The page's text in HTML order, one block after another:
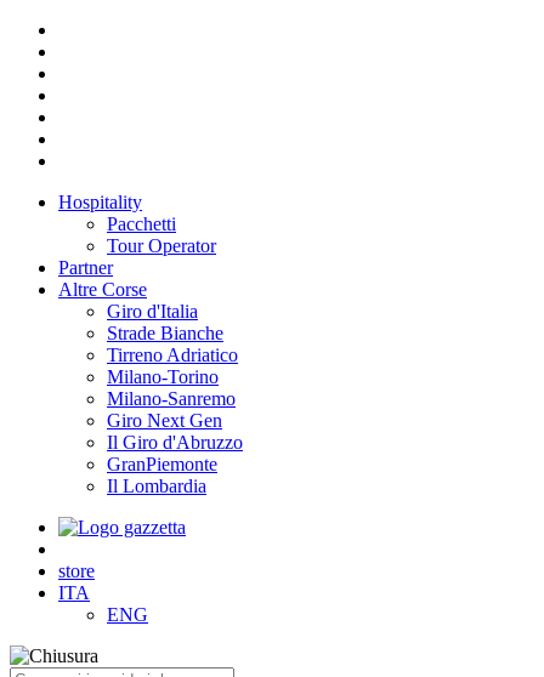
Hospitality
Pacchetti
Tour Operator
Partner
Altre Corse
Giro d'Italia
Strade Bianche
Tirreno Adriatico
Milano-Torino
Milano-Sanremo
Giro Next Gen
Il Giro d'Abruzzo
GranPiemonte
Il Lombardia
store
ITA
ENG